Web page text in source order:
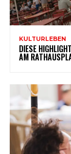
KULTURLEBEN
DIESE
AM